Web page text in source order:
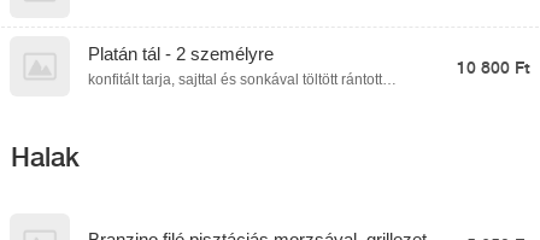
Platán tál - 2 személyre
konfitált tarja, sajttal és sonkával töltött rántott
10 800 Ft
Halak